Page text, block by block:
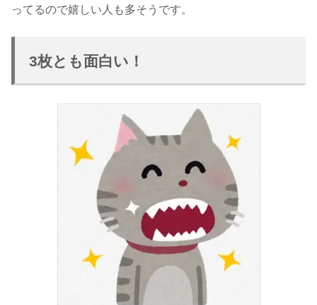
ってるので嬉しい人も多そうです。
3枚とも面白い！